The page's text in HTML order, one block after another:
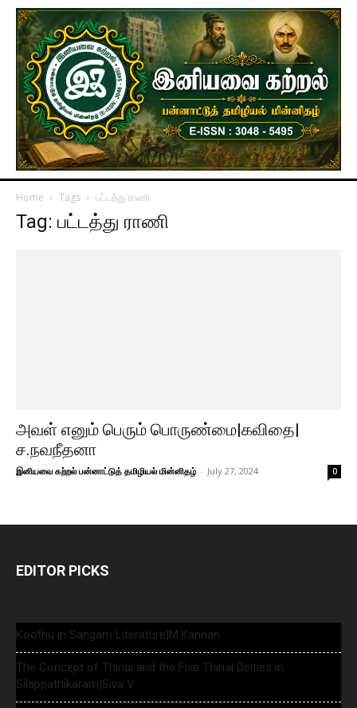
Home Tags பட்டத்து ராணி
Tag: பட்டத்து ராணி
அவள் எனும் பெரும் பொருண்மை|கவிதை|
ச.நவநீதனா
இனியவை கற்றல் பன்னாட்டுத் தமிழியல் மின்னிதழ் - July 27, 2024 0
EDITOR PICKS
Koothu in Sangam Literature|M.Kannan
The Concept of Thinai and the Five Thinai Deities in
Silappathikaram|Siva V